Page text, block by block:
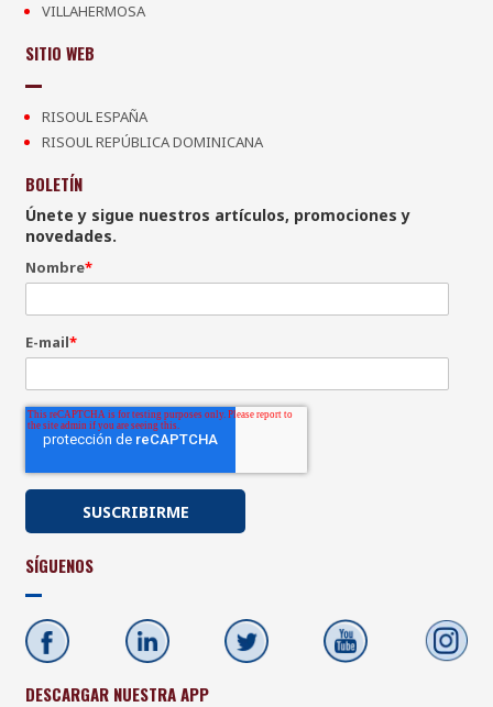
VILLAHERMOSA
SITIO WEB
RISOUL ESPAÑA
RISOUL REPÚBLICA DOMINICANA
BOLETÍN
Únete y sigue nuestros artículos, promociones y
novedades.
Nombre*
E-mail*
SÍGUENOS
DESCARGAR NUESTRA APP